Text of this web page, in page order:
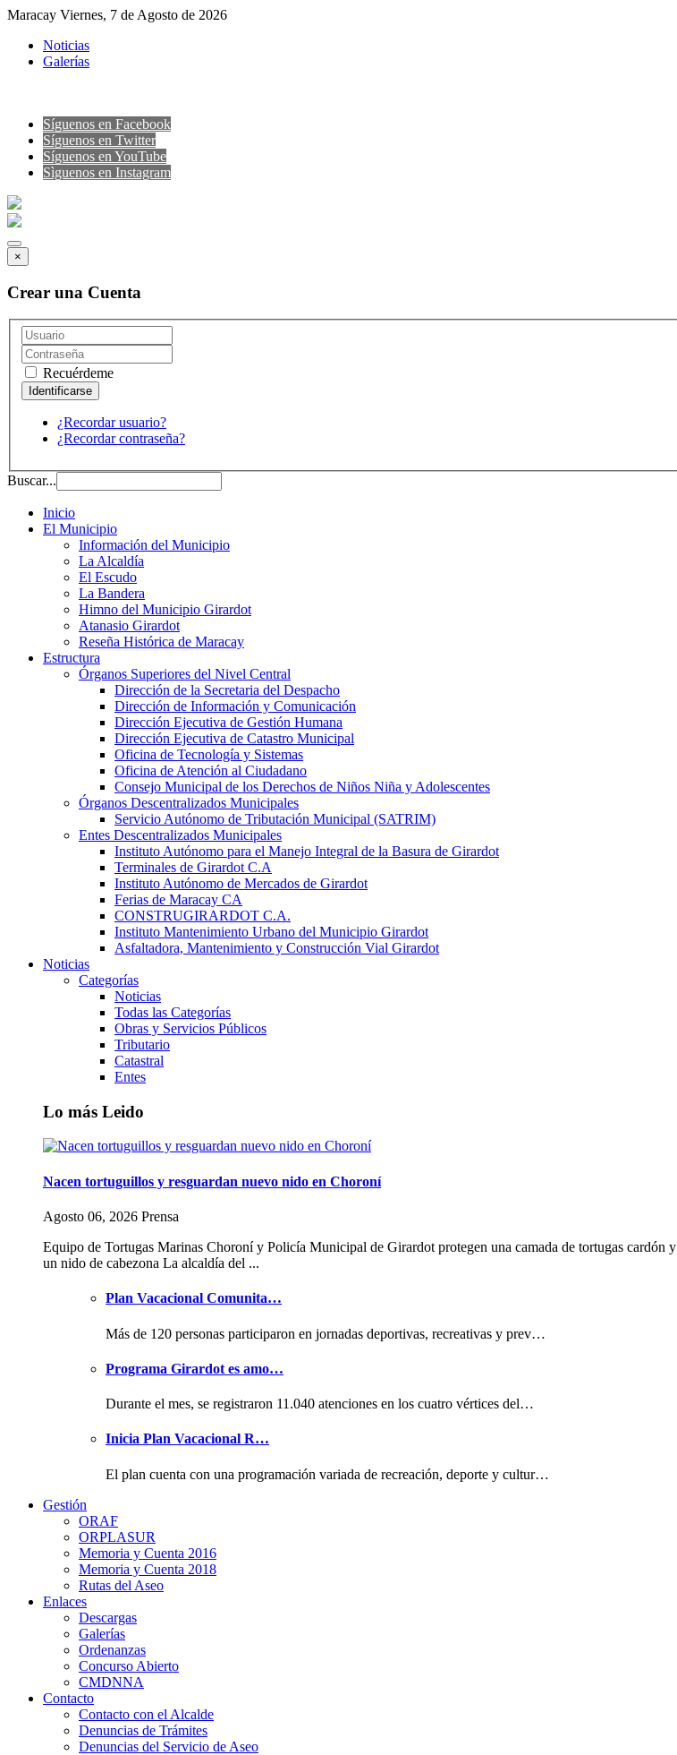
Maracay Viernes, 7 de Agosto de 2026
Noticias
Galerías
Síguenos en Facebook
Síguenos en Twitter
Síguenos en YouTube
Sìguenos en Instagram
×
Crear una Cuenta
Recuérdeme
¿Recordar usuario?
¿Recordar contraseña?
Buscar...
Inicio
El Municipio
Información del Municipio
La Alcaldía
El Escudo
La Bandera
Himno del Municipio Girardot
Atanasio Girardot
Reseña Histórica de Maracay
Estructura
Órganos Superiores del Nivel Central
Dirección de la Secretaria del Despacho
Dirección de Información y Comunicación
Dirección Ejecutiva de Gestión Humana
Dirección Ejecutiva de Catastro Municipal
Oficina de Tecnología y Sistemas
Oficina de Atención al Ciudadano
Consejo Municipal de los Derechos de Niños Niña y Adolescentes
Órganos Descentralizados Municipales
Servicio Autónomo de Tributación Municipal (SATRIM)
Entes Descentralizados Municipales
Instituto Autónomo para el Manejo Integral de la Basura de Girardot
Terminales de Girardot C.A
Instituto Autónomo de Mercados de Girardot
Ferias de Maracay CA
CONSTRUGIRARDOT C.A.
Instituto Mantenimiento Urbano del Municipio Girardot
Asfaltadora, Mantenimiento y Construcción Vial Girardot
Noticias
Categorías
Noticias
Todas las Categorías
Obras y Servicios Públicos
Tributario
Catastral
Entes
Lo más Leido
Nacen tortuguillos y resguardan nuevo nido en Choroní
Agosto 06, 2026 Prensa
Equipo de Tortugas Marinas Choroní y Policía Municipal de Girardot protegen una camada de tortugas cardón y
un nido de cabezona La alcaldía del ...
Plan Vacacional Comunita…
Más de 120 personas participaron en jornadas deportivas, recreativas y prev…
Programa Girardot es amo…
Durante el mes, se registraron 11.040 atenciones en los cuatro vértices del…
Inicia Plan Vacacional R…
El plan cuenta con una programación variada de recreación, deporte y cultur…
Gestión
ORAF
ORPLASUR
Memoria y Cuenta 2016
Memoria y Cuenta 2018
Rutas del Aseo
Enlaces
Descargas
Galerías
Ordenanzas
Concurso Abierto
CMDNNA
Contacto
Contacto con el Alcalde
Denuncias de Trámites
Denuncias del Servicio de Aseo